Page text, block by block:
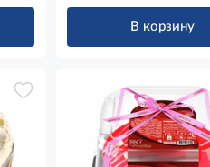
В корзину